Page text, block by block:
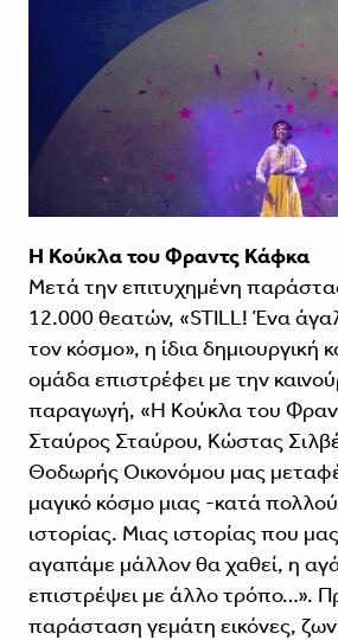
Η Κούκλα του Φραντς Κάφκα
Μετά την επιτυχημένη
12.000 θεατών, «STILL! Ένα
τον κόσμο», η ίδια δημιουργική
ομάδα επιστρέφει με την
παραγωγή, «Η Κούκλα του
Σταύρος Σταύρου, Κώστας
Θοδωρής Οικονόμου μας
μαγικό κόσμο μιας -κατά
ιστορίας. Μιας ιστορίας που
αγαπάμε μάλλον θα χαθεί, η
επιστρέψει με άλλο τρόπο…».
παράσταση γεμάτη εικόνες,